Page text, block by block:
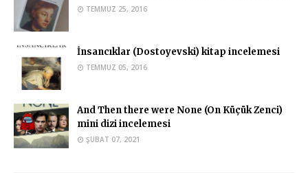
Şablon ve tablolarınız ile konuyu çok daha iyi anlıyorum. Çok
teşekkür ederim.
Teşekkür ederim. :)
TEMMUZ 25, 2016
İnsancıklar (Dostoyevski) kitap incelemesi
TEMMUZ 05, 2016
And Then there were None (On Küçük Zenci)
mini dizi incelemesi
ŞUBAT 07, 2021